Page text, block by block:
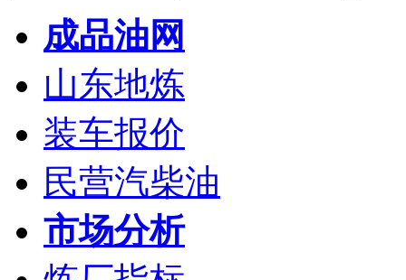
成品油网
山东地炼
装车报价
民营汽柴油
市场分析